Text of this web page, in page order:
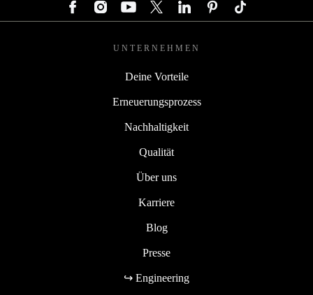
UNTERNEHMEN
Deine Vorteile
Erneuerungsprozess
Nachhaltigkeit
Qualität
Über uns
Karriere
Blog
Presse
↪ Engineering